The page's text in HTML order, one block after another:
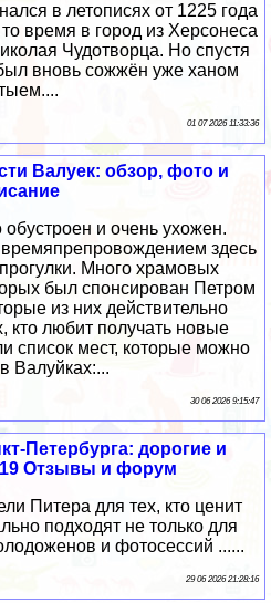
в летописях от 1225 года
время в город из Херсонеса
Чудотворца. Но спустя
вновь сожжён уже ханом
01 07 2026 11:33:36
Валуек: обзор, фото и
и очень ухожен.
здесь
Много храмовых
был спонсирован Петром
из них действительно
кто любит получать новые
список мест, которые можно
Валуйках:...
30 06 2026 9:15:47
Петербурга: дорогие и
Отзывы и форум
Питера для тех, кто ценит
подходят не только для
и фотосессий ......
29 06 2026 21:28:16